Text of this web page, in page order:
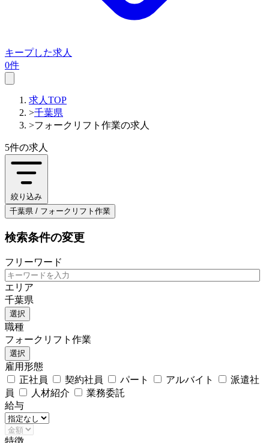
キープした求人
0件
求人TOP
>千葉県
>フォークリフト作業の求人
5件の求人
絞り込み
千葉県 / フォークリフト作業
検索条件の変更
フリーワード
エリア
千葉県
選択
職種
フォークリフト作業
選択
雇用形態
正社員
契約社員 パート アルバイト
派遣社
員
人材紹介
業務委託
給与